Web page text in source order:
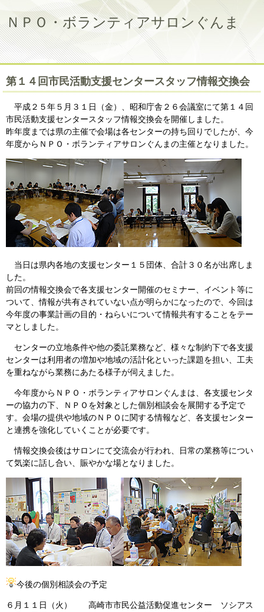
ＮＰＯ・ボランティアサロンぐんま
第１４回市民活動支援センタースタッフ情報交換会
平成２５年５月３１日（金）、昭和庁舎２６会議室にて第１４回
市民活動支援センタースタッフ情報交換会を開催しました。
昨年度までは県の主催で会場は各センターの持ち回りでしたが、今
年度からＮＰＯ・ボランティアサロンぐんまの主催となりました。
当日は県内各地の支援センター１５団体、合計３０名が出席しま
した。
前回の情報交換会で各支援センター開催のセミナー、イベント等に
ついて、情報が共有されていない点が明らかになったので、今回は
今年度の事業計画の目的・ねらいについて情報共有することをテー
マとしました。
センターの立地条件や他の委託業務など、様々な制約下で各支援
センターは利用者の増加や地域の活計化といった課題を担い、工夫
を重ねながら業務にあたる様子が伺えました。
今年度からＮＰＯ・ボランティアサロンぐんまは、各支援センタ
ーの協力の下、ＮＰＯを対象とした個別相談会を展開する予定で
す。会場の提供や地域のＮＰＯに関する情報など、各支援センター
と連携を強化していくことが必要です。
情報交換会後はサロンにて交流会が行われ、日常の業務等につい
て気楽に話し合い、賑やかな場となりました。
今後の個別相談会の予定
６月１１日（火） 高崎市市民公益活動促進センター ソシアス